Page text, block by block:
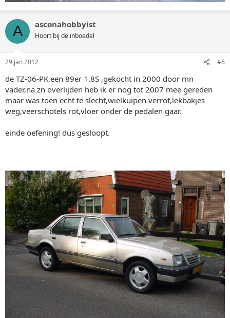
A asconahobbyist
Hoort bij de inboedel
29 jan 2012 #6
de TZ-06-PK,een 89er 1.8S ,gekocht in 2000 door mn
vader,na zn overlijden heb ik er nog tot 2007 mee gereden
maar was toen echt te slecht,wielkuipen verrot,lekbakjes
weg,veerschotels rot,vloer onder de pedalen gaar.
einde oefening! dus gesloopt.